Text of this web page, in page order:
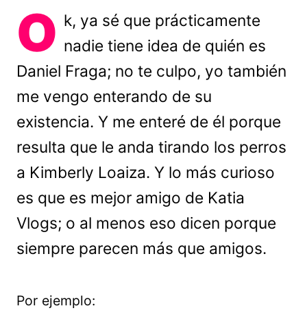
O k, ya sé que prácticamente
nadie tiene idea de quién es
Daniel Fraga; no te culpo, yo también
me vengo enterando de su
existencia. Y me enteré de él porque
resulta que le anda tirando los perros
a Kimberly Loaiza. Y lo más curioso
es que es mejor amigo de Katia
Vlogs; o al menos eso dicen porque
siempre parecen más que amigos.
Por ejemplo: